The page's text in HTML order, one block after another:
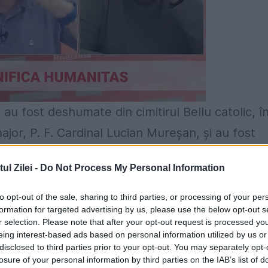
Zilei - Do Not Process My Personal Information
opt-out of the sale, sharing to third parties, or processing of your
for targeted advertising by us, please use the below opt-out
selection. Please note that after your opt-out request is processed
interest-based ads based on personal information utilized by us
to third parties prior to your opt-out. You may separately
of your personal information by third parties on the IAB’s list of
fost deshumate din cimitirul Bellu catolic, în
P. F. Cardinal Lucian Mureșan, și au fost
Maicii Domnului” din București. Un
moaște în 2 iunie și așezate într-un
Catedrala greco-catolică din București,